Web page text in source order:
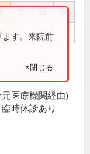
祝
●
す。来院前
×閉じる
医療機関経由)
時休診あり